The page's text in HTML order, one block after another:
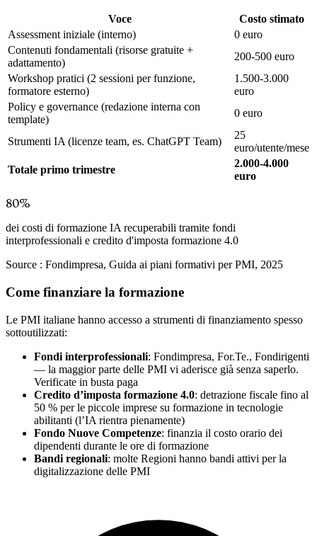
Voce
Costo stimato
Assessment iniziale (interno)
0 euro
Contenuti fondamentali (risorse gratuite +
adattamento)
200-500 euro
Workshop pratici (2 sessioni per funzione,
formatore esterno)
1.500-3.000
euro
Policy e governance (redazione interna con
template)
0 euro
Strumenti IA (licenze team, es. ChatGPT Team)
25
euro/utente/mese
Totale primo trimestre
2.000-4.000
euro
80%
dei costi di formazione IA recuperabili tramite fondi
interprofessionali e credito d'imposta formazione 4.0
Source : Fondimpresa, Guida ai piani formativi per PMI, 2025
Come finanziare la formazione
Le PMI italiane hanno accesso a strumenti di finanziamento spesso
sottoutilizzati:
Fondi interprofessionali: Fondimpresa, For.Te., Fondirigenti
— la maggior parte delle PMI vi aderisce già senza saperlo.
Verificate in busta paga
Credito d’imposta formazione 4.0: detrazione fiscale fino al
50 % per le piccole imprese su formazione in tecnologie
abilitanti (l’IA rientra pienamente)
Fondo Nuove Competenze: finanzia il costo orario dei
dipendenti durante le ore di formazione
Bandi regionali: molte Regioni hanno bandi attivi per la
digitalizzazione delle PMI